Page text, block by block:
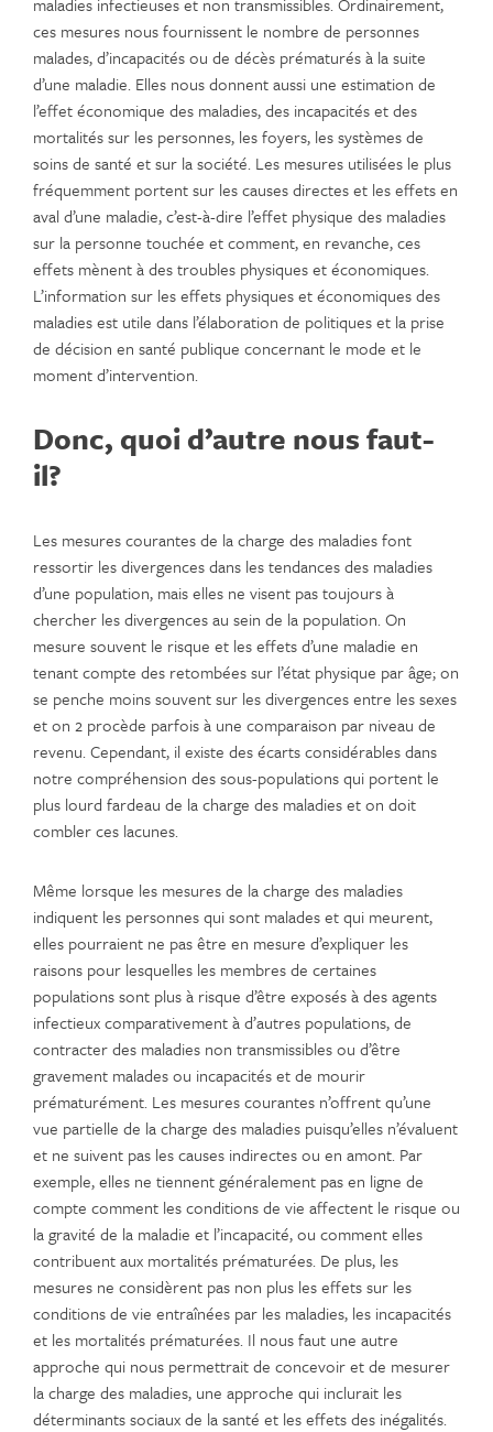
ces mesures nous fournissent le nombre de personnes
malades, d’incapacités ou de décès prématurés à la suite
d’une maladie. Elles nous donnent aussi une estimation de
l’effet économique des maladies, des incapacités et des
mortalités sur les personnes, les foyers, les systèmes de
soins de santé et sur la société. Les mesures utilisées le plus
fréquemment portent sur les causes directes et les effets en
aval d’une maladie, c’est-à-dire l’effet physique des maladies
sur la personne touchée et comment, en revanche, ces
effets mènent à des troubles physiques et économiques.
L’information sur les effets physiques et économiques des
maladies est utile dans l’élaboration de politiques et la prise
de décision en santé publique concernant le mode et le
moment d’intervention.
Donc, quoi d’autre nous faut-
il?
Les mesures courantes de la charge des maladies font
ressortir les divergences dans les tendances des maladies
d’une population, mais elles ne visent pas toujours à
chercher les divergences au sein de la population. On
mesure souvent le risque et les effets d’une maladie en
tenant compte des retombées sur l’état physique par âge; on
se penche moins souvent sur les divergences entre les sexes
et on 2 procède parfois à une comparaison par niveau de
revenu. Cependant, il existe des écarts considérables dans
notre compréhension des sous-populations qui portent le
plus lourd fardeau de la charge des maladies et on doit
combler ces lacunes.
Même lorsque les mesures de la charge des maladies
indiquent les personnes qui sont malades et qui meurent,
elles pourraient ne pas être en mesure d’expliquer les
raisons pour lesquelles les membres de certaines
populations sont plus à risque d’être exposés à des agents
infectieux comparativement à d’autres populations, de
contracter des maladies non transmissibles ou d’être
gravement malades ou incapacités et de mourir
prématurément. Les mesures courantes n’offrent qu’une
vue partielle de la charge des maladies puisqu’elles n’évaluent
et ne suivent pas les causes indirectes ou en amont. Par
exemple, elles ne tiennent généralement pas en ligne de
compte comment les conditions de vie affectent le risque ou
la gravité de la maladie et l’incapacité, ou comment elles
contribuent aux mortalités prématurées. De plus, les
mesures ne considèrent pas non plus les effets sur les
conditions de vie entraînées par les maladies, les incapacités
et les mortalités prématurées. Il nous faut une autre
approche qui nous permettrait de concevoir et de mesurer
la charge des maladies, une approche qui inclurait les
déterminants sociaux de la santé et les effets des inégalités.